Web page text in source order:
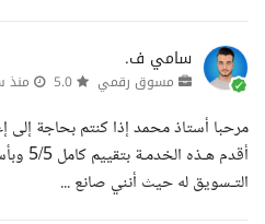
سامي ف.
مسوق رقمي منذ
مرحبا أستاذ محمد إذا كنتم بحاجة إلى
أقدم
التـسويق له حيث أنني صانع ...